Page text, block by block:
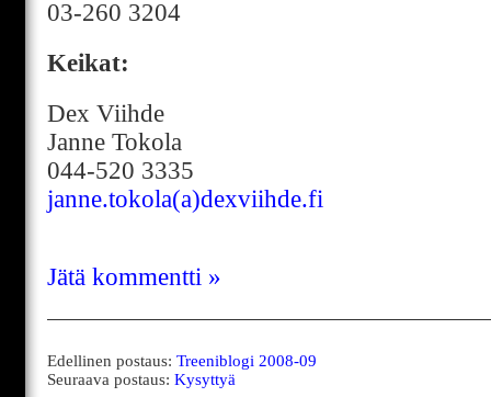
03-260 3204
Keikat:
Dex Viihde
Janne Tokola
044-520 3335
janne.tokola(a)dexviihde.fi
Jätä kommentti »
Edellinen postaus: Treeniblogi 2008-09
Seuraava postaus: Kysyttyä